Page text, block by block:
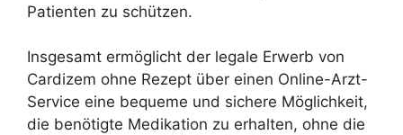
Patienten zu schützen.
Insgesamt ermöglicht der legale Erwerb von
Cardizem ohne Rezept über einen Online-Arzt-
Service eine bequeme und sichere Möglichkeit,
die benötigte Medikation zu erhalten, ohne die